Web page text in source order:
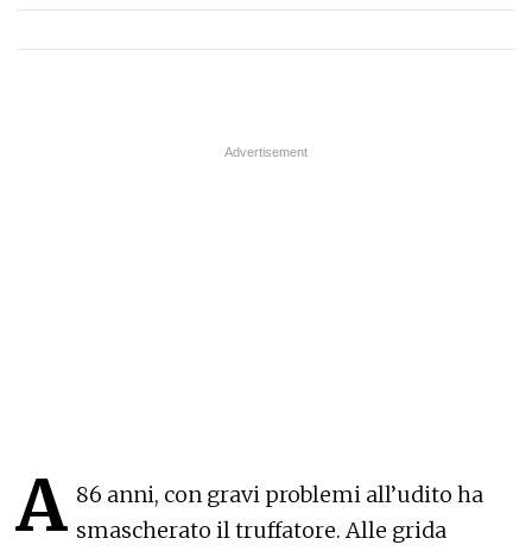
A 86 anni, con gravi problemi all’udito ha
smascherato il truffatore. Alle grida